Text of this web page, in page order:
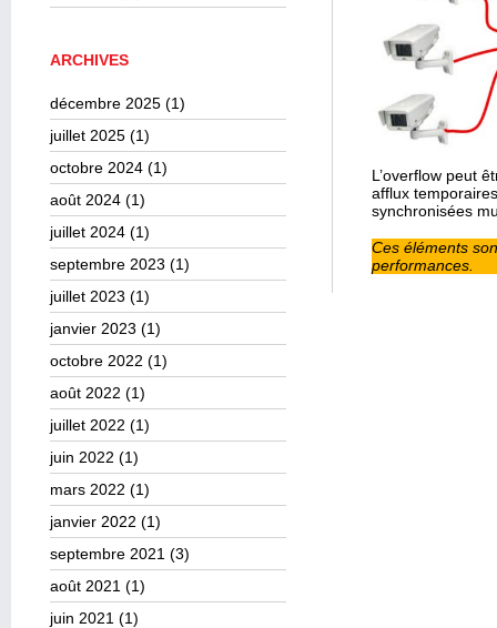
ARCHIVES
décembre 2025 (1)
juillet 2025 (1)
octobre 2024 (1)
août 2024 (1)
juillet 2024 (1)
septembre 2023 (1)
juillet 2023 (1)
janvier 2023 (1)
octobre 2022 (1)
août 2022 (1)
juillet 2022 (1)
juin 2022 (1)
mars 2022 (1)
janvier 2022 (1)
septembre 2021 (3)
août 2021 (1)
juin 2021 (1)
L’overflow peut
afflux
synchronisées
Ces éléments
performances.